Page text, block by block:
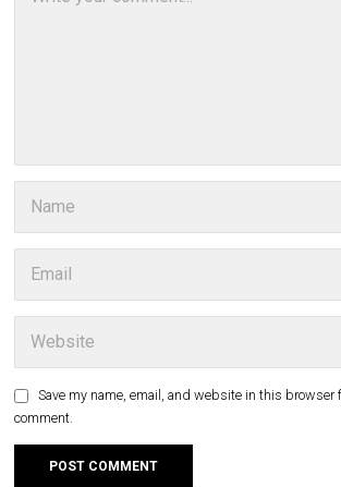
Save my name, email, and website in this browser
comment.